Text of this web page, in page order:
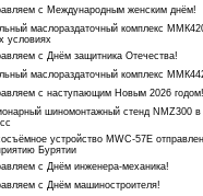
с Международным женским днём!
маслораздаточный комплекс
условиях
с Днём защитника Отечества!
маслораздаточный комплекс
с наступающим Новым 2026 годом!
шиномонтажный стенд NMZ300
устройство MWC-57E
Бурятии
с Днём инженера-механика!
с Днём машиностроителя!